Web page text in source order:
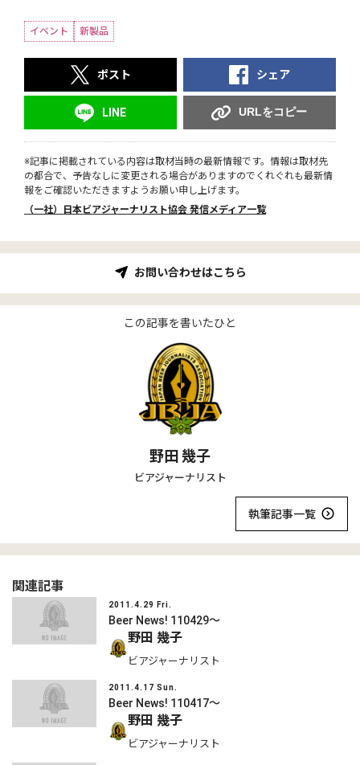
イベント 新製品
ポスト シェア
LINE URLをコピー
※記事に掲載されている内容は取材当時の最新情報です。情報は取材先
の都合で、予告なしに変更される場合がありますのでくれぐれも最新情
報をご確認いただきますようお願い申し上げます。
（一社）日本ビアジャーナリスト協会 発信メディア一覧
お問い合わせはこちら
この記事を書いたひと
野田 幾子
ビアジャーナリスト
執筆記事一覧
関連記事
2011.4.29 Fri.
Beer News! 110429〜
野田 幾子
ビアジャーナリスト
2011.4.17 Sun.
Beer News! 110417〜
野田 幾子
ビアジャーナリスト